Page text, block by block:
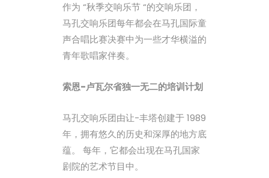
作为 “秋季交响乐节 “的交响乐团，
马孔交响乐团每年都会在马孔国际童
声合唱比赛决赛中为一些才华横溢的
青年歌唱家伴奏。
索恩-卢瓦尔省独一无二的培训计划
马孔交响乐团由让-丰塔创建于 1989
年，拥有悠久的历史和深厚的地方底
蕴。 每年，它都会出现在马孔国家
剧院的艺术节目中。